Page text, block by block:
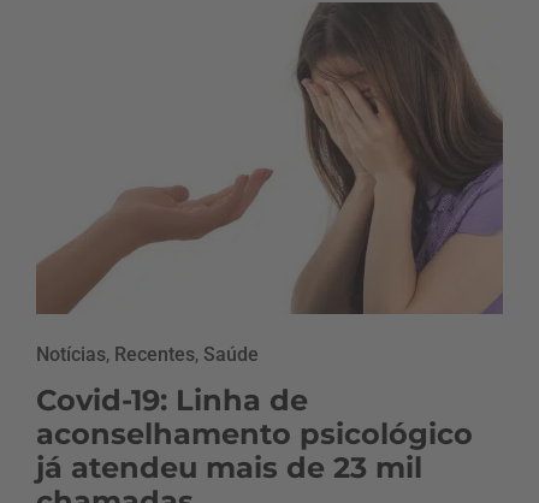
Notícias, Recentes, Saúde
Covid-19: Linha de
aconselhamento psicológico
já atendeu mais de 23 mil